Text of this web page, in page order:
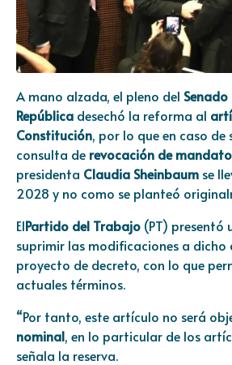
A mano alzada, el pleno del Senado
República desechó la reforma al
Constitución, por lo que en caso
consulta de revocación de mandato
presidenta Claudia Sheinbaum se
2028 y no como se planteó
ElPartido del Trabajo (PT) presentó
suprimir las modificaciones a dicho
proyecto de decreto, con lo que
actuales términos.
“Por tanto, este artículo no será
nominal, en lo particular de los
señala la reserva.